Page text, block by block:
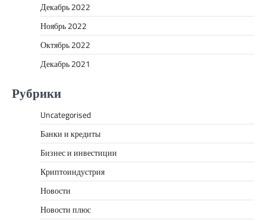
Декабрь 2022
Ноябрь 2022
Октябрь 2022
Декабрь 2021
Рубрики
Uncategorised
Банки и кредиты
Бизнес и инвестиции
Криптоиндустрия
Новости
Новости плюс